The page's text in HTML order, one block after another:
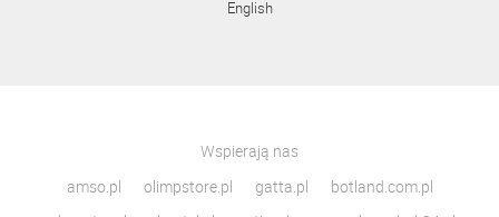
English
Wspierają nas
amso.pl
olimpstore.pl gatta.pl
botland.com.pl